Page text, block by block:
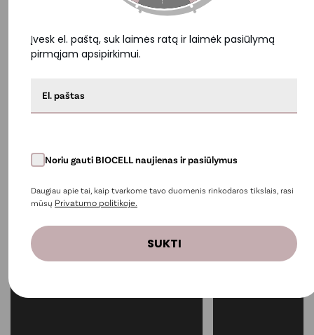
• Be dirbtinių dažiklių ir saldiklių
• Be konservantų
Vaizdo įrašai ir nuotraukos
Įvesk el. paštą, suk laimės ratą ir laimėk pasiūlymą
pirmąjam apsipirkimui.
Noriu gauti BIOCELL naujienas ir pasiūlymus
Daugiau apie tai, kaip tvarkome tavo duomenis rinkodaros tikslais, rasi
mūsų Privatumo politikoje.
SUKTI